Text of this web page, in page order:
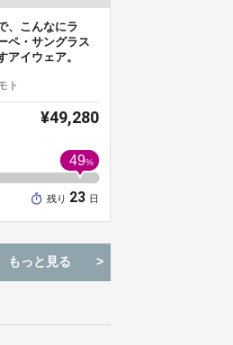
、こんなにラ
ペ・サングラス
アイウェア。
ト
¥49,280
49%
残り 23 日
もっと見る